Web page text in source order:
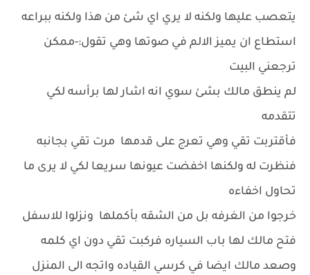
يتعصب عليها ولكنه لا يري اي شئ من هذا ولكنه ببراعه
استطاع ان يميز الالم في صوتها وهي تقول:-ممكن
ترجعني البيت
لم ينطق مالك بشئ سوي انه اشار لها برأسه لكي
تتقدمه
فأقتربت تقي وهي تعرج على قدمها مرت تقي بجانبه
فنظرت له ولكنها اخفضت عيونها سريعا لكي لا يرى ما
تحاول اخفاءه
خرجوا من الغرفه بل من الشقه بأكملها ونزلوا للاسفل
فتح مالك لها باب السياره فركبت تقي دون اي كلمه
وصعد مالك ايضا في كرسي القياده واتجه الى المنزل